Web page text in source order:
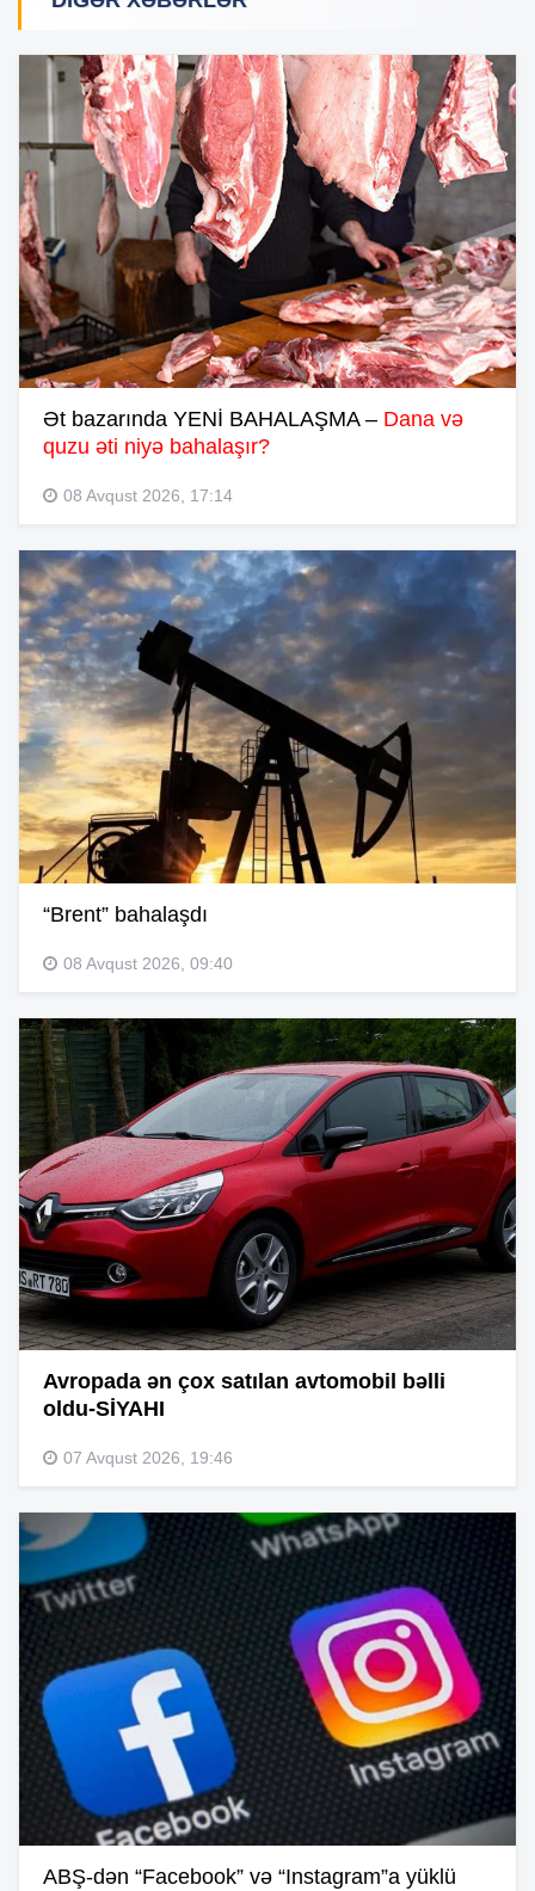
Ət bazarında YENİ BAHALAŞMA – Dana və
quzu əti niyə bahalaşır?
08 Avqust 2026, 17:14
“Brent” bahalaşdı
08 Avqust 2026, 09:40
Avropada ən çox satılan avtomobil bəlli
oldu-SİYAHI
07 Avqust 2026, 19:46
ABŞ-dən “Facebook” və “Instagram”a yüklü